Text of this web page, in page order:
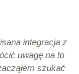
integracja z
uwagę na to
szukać